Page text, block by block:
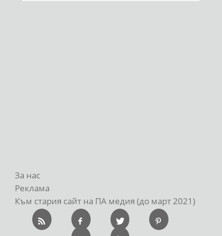
За нас
Реклама
Към стария сайт на ПА медия (до март 2021)